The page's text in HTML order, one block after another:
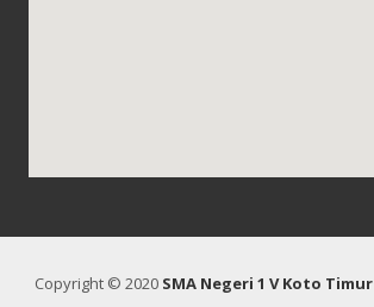
Copyright © 2020 SMA Negeri 1 V Koto Timur